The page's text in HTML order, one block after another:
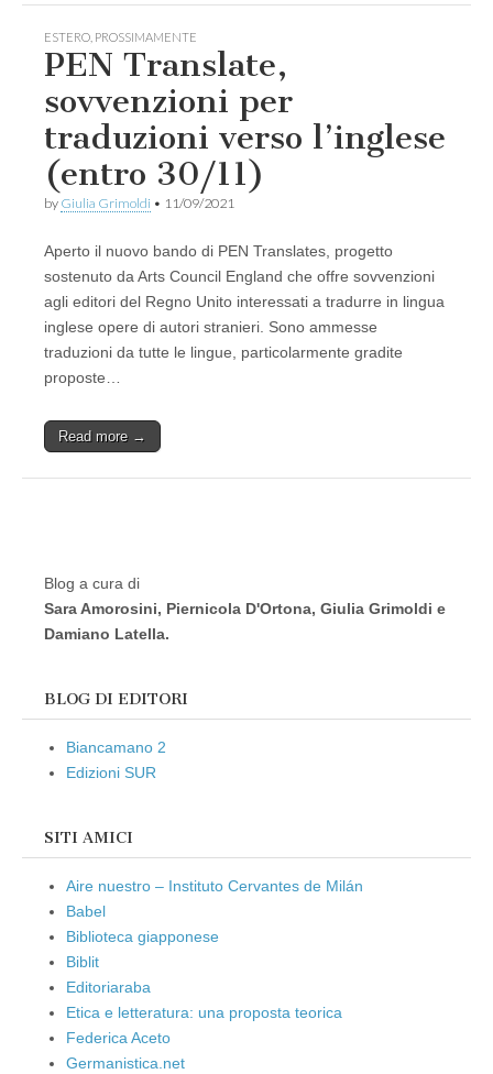
ESTERO PROSSIMAMENTE
PEN Translate,
sovvenzioni per
traduzioni verso l’inglese
(entro 30/11)
by Giulia Grimoldi • 11/09/2021
Aperto il nuovo bando di PEN Translates, progetto
sostenuto da Arts Council England che offre sovvenzioni
agli editori del Regno Unito interessati a tradurre in lingua
inglese opere di autori stranieri. Sono ammesse
traduzioni da tutte le lingue, particolarmente gradite
proposte…
Read more →
Blog a cura di
Sara Amorosini, Piernicola D'Ortona, Giulia Grimoldi e
Damiano Latella.
BLOG DI EDITORI
Biancamano 2
Edizioni SUR
SITI AMICI
Aire nuestro – Instituto Cervantes de Milán
Babel
Biblioteca giapponese
Biblit
Editoriaraba
Etica e letteratura: una proposta teorica
Federica Aceto
Germanistica.net